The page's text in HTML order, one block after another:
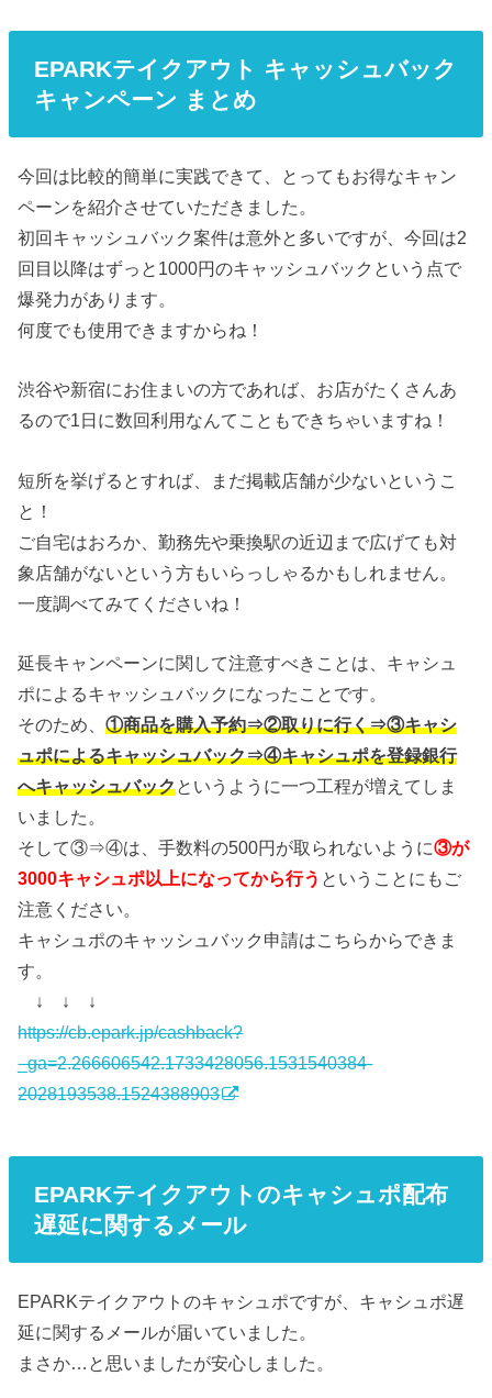
EPARKテイクアウト キャッシュバック
キャンペーン まとめ
今回は比較的簡単に実践できて、とってもお得なキャン
ペーンを紹介させていただきました。
初回キャッシュバック案件は意外と多いですが、今回は2
回目以降はずっと1000円のキャッシュバックという点で
爆発力があります。
何度でも使用できますからね！
渋谷や新宿にお住まいの方であれば、お店がたくさんあ
るので1日に数回利用なんてこともできちゃいますね！
短所を挙げるとすれば、まだ掲載店舗が少ないというこ
と！
ご自宅はおろか、勤務先や乗換駅の近辺まで広げても対
象店舗がないという方もいらっしゃるかもしれません。
一度調べてみてくださいね！
延長キャンペーンに関して注意すべきことは、キャシュ
ポによるキャッシュバックになったことです。
そのため、①商品を購入予約⇒②取りに行く⇒③キャシ
ュポによるキャッシュバック⇒④キャシュポを登録銀行
へキャッシュバックというように一つ工程が増えてしま
いました。
そして③⇒④は、手数料の500円が取られないように③が
3000キャシュポ以上になってから行う ということにもご
注意ください。
キャシュポのキャッシュバック申請はこちらからできま
す。
↓ ↓ ↓
https://cb.epark.jp/cashback?
_ga=2.266606542.1733428056.1531540384-
2028193538.1524388903
EPARKテイクアウトのキャシュポ配布
遅延に関するメール
EPARKテイクアウトのキャシュポですが、キャシュポ遅
延に関するメールが届いていました。
まさか…と思いましたが安心しました。